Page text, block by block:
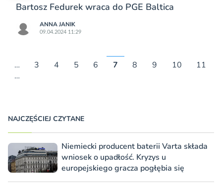
Bartosz Fedurek wraca do PGE Baltica
ANNA JANIK
09.04.2024 11:29
… 3 4 5 6 7 8 9 10
11
…
NAJCZĘŚCIEJ CZYTANE
Niemiecki producent baterii Varta składa
wniosek o upadłość. Kryzys u
europejskiego gracza pogłębia się